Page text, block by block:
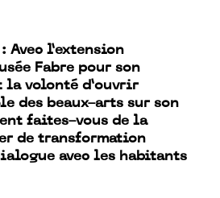
Avec l’extension
Fabre pour son
la volonté d’ouvrir
des beaux-arts sur son
faites-vous de la
de transformation
avec les habitants